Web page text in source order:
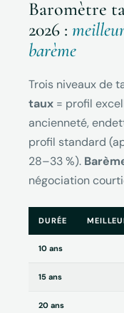
Baromètre
2026 :
barème
Trois niveaux de
taux = profil
ancienneté,
profil standard
28–33 %).
négociation
DURÉE
10 ans
15 ans
20 ans